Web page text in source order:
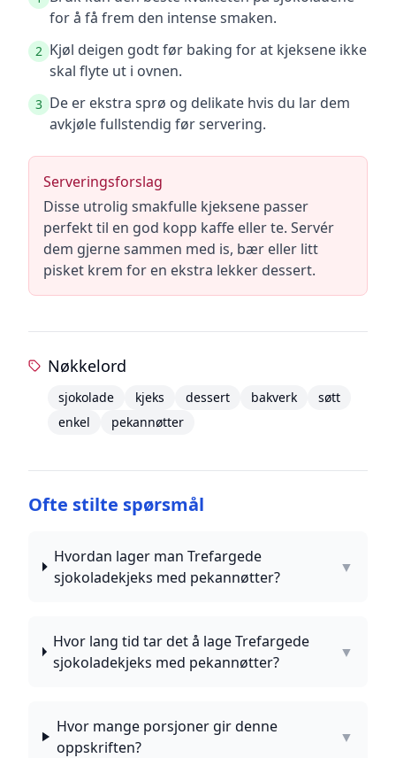
for å få frem den intense smaken.
2 Kjøl deigen godt før baking for at kjeksene ikke
skal flyte ut i ovnen.
3 De er ekstra sprø og delikate hvis du lar dem
avkjøle fullstendig før servering.
Serveringsforslag
Disse utrolig smakfulle kjeksene passer
perfekt til en god kopp kaffe eller te. Servér
dem gjerne sammen med is, bær eller litt
pisket krem for en ekstra lekker dessert.
Nøkkelord
sjokolade kjeks dessert bakverk
søtt
enkel
pekannøtter
Ofte stilte spørsmål
Hvordan lager man Trefargede
sjokoladekjeks med pekannøtter?
▼
Hvor lang tid tar det å lage Trefargede
sjokoladekjeks med pekannøtter?
▼
Hvor mange porsjoner gir denne
oppskriften?
▼